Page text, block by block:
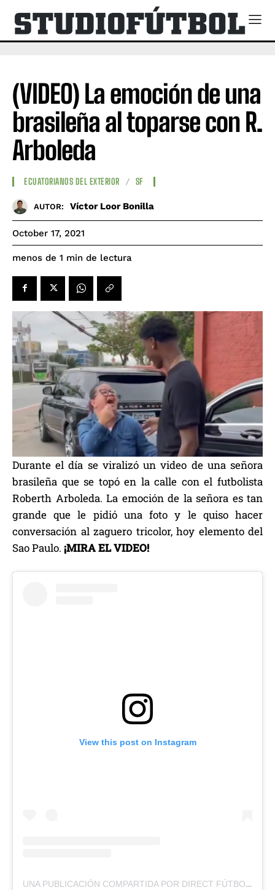
(VIDEO) La emoción de una
brasileña al toparse con R.
Arboleda
ECUATORIANOS DEL EXTERIOR SF
AUTOR: Víctor Loor Bonilla
October 17, 2021
menos de 1 min de lectura
Durante el día se viralizó un video de una señora
brasileña que se topó en la calle con el futbolista
Roberth Arboleda. La emoción de la señora es tan
grande que le pidió una foto y le quiso hacer
conversación al zaguero tricolor, hoy elemento del
Sao Paulo. ¡MIRA EL VIDEO!
View this post on Instagram
UNA PUBLICACIÓN COMPARTIDA POR DIRECT FÚTBOL (@DIRECTFUTBOLEC)